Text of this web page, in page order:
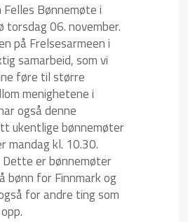
Felles Bønnemøte i
torsdag 06. november.
på Frelsesarmeen i
samarbeid, som vi
føre til større
menighetene i
også denne
ukentlige bønnemøter
mandag kl. 10.30.
Dette er bønnemøter
bønn for Finnmark og
for andre ting som